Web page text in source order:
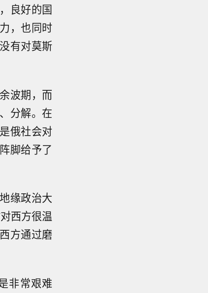
良好的国
，也同时
有对莫斯
波期，而
分解。在
俄社会对
脚给予了
缘政治大
西方很温
方通过磨
非常艰难